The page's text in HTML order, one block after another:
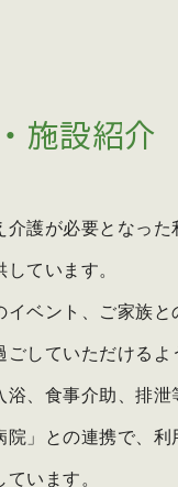
施設紹介
介護が必要となっ
ています。
イベント、ご家族
ごしていただけるよ
浴、食事介助、排
院」との連携で、
います。